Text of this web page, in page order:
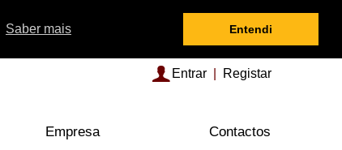
Saber mais Entendi
Entrar Registar
Empresa Contactos